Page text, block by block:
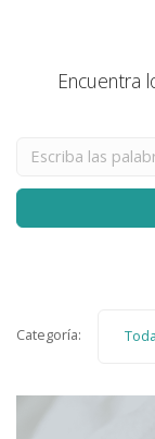
Encuentra
Categoría: